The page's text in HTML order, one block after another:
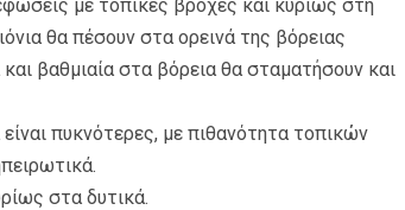
με τοπικές βροχές και κυρίως στη
θα πέσουν στα ορεινά της βόρειας
βαθμιαία στα βόρεια θα σταματήσουν και
πυκνότερες, με πιθανότητα τοπικών
στα δυτικά.